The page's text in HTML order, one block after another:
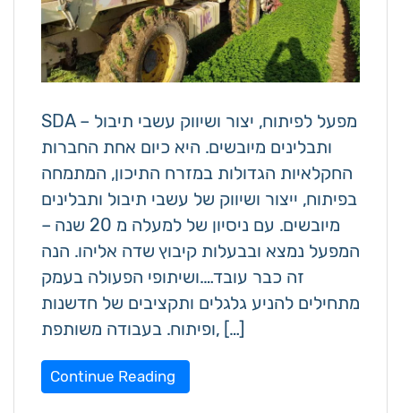
SDA – מפעל לפיתוח, יצור ושיווק עשבי תיבול
ותבלינים מיובשים. היא כיום אחת החברות
החקלאיות הגדולות במזרח התיכון, המתמחה
בפיתוח, ייצור ושיווק של עשבי תיבול ותבלינים
מיובשים. עם ניסיון של למעלה מ 20 שנה –
המפעל נמצא ובבעלות קיבוץ שדה אליהו. הנה
זה כבר עובד….ושיתופי הפעולה בעמק
מתחילים להניע גלגלים ותקציבים של חדשנות
ופיתוח. בעבודה משותפת, […]
Continue Reading